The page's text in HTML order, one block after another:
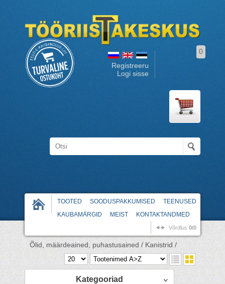
Registreeru
Logi sisse
0
TOOTED SOODUSPAKKUMISED
TEENUSED
KAUBAMÄRGID
MEIST KONTAKTANDMED
Võrdlus 0/0
Õlid, määrdeained, puhastusained / Kanistrid /
Kategooriad